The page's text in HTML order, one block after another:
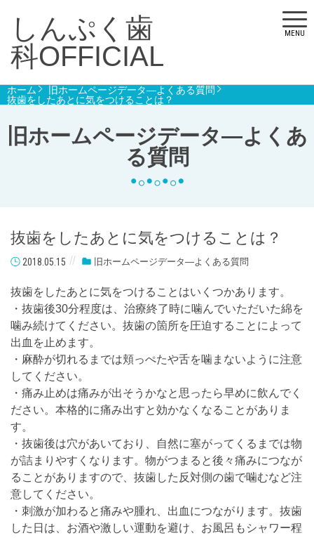
しんぷく歯
科OFFICIAL
MENU
旧ホームページデータ―よくあ
る質問
ホーム
旧ホームページデータ―よくある質問
抜歯をしたあとに気をつけることは？
抜歯をしたあとに気をつけることは？
2018.05.15 旧ホームページデータ―よくある質問
抜歯をしたあとに気をつけることはいくつかあります。
・抜歯後30分程度は、治療終了時に噛んでいただいた綿を
噛み続けてください。抜歯の箇所を圧迫することによって
出血を止めます。
・麻酔が切れるまでは頬っぺたや舌を噛まないように注意
してください。
・痛み止めは痛みが出そうかなと思ったら早めに飲んでく
ださい。本格的に痛み出すと効かなくなることがありま
す。
・抜歯後は穴があいており、自然に塞がってくるまでは物
が詰まりやすくなります。物がつまると後々痛みにつなが
ることがありますので、抜歯した反対側の歯で噛むなど注
意してください。
・刺激が加わると痛みや腫れ、出血につながります。抜歯
した日は、お酒や激しい運動を避け、お風呂もシャワー程